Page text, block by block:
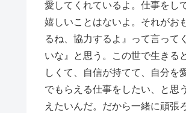
愛してくれているよ。仕事をし
嬉しいことはないよ。それがお
るね、協力するよ』って言って
いな』と思う。この世で生きる
しくて、自信が持てて、自分を
でもらえる仕事をしたい、と思
えたいんだ。だから一緒に頑張